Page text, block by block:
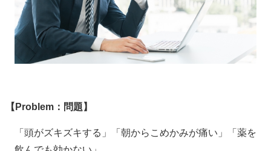
【 Problem：問題】
「頭がズキズキする」「朝からこめかみが痛い」「薬を